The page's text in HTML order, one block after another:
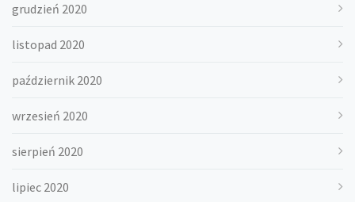
grudzień 2020
listopad 2020
październik 2020
wrzesień 2020
sierpień 2020
lipiec 2020